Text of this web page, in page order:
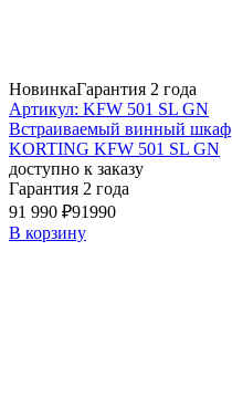
НовинкаГарантия 2 года
Артикул: KFW 501 SL GN
Встраиваемый винный шкаф
KORTING KFW 501 SL GN
доступно к заказу
Гарантия 2 года
91 990 ₽91990
В корзину